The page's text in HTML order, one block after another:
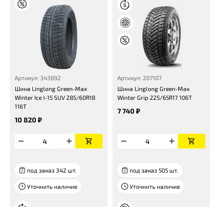
Артикул: 343892
Шина Linglong Green-Max
Winter Ice I-15 SUV 285/60R18
116T
10 820 ₽
Артикул: 207107
Шина Linglong Green-Max
Winter Grip 225/65R17 106T
7 740 ₽
под заказ 342 шт.
Уточнить наличие
под заказ 505 шт.
Уточнить наличие